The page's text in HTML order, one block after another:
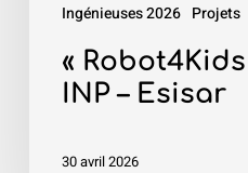
Ingénieuses 2026 Projets
«
INP – Esisar
30 avril 2026